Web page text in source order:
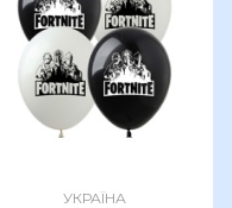
УКРАЇНА